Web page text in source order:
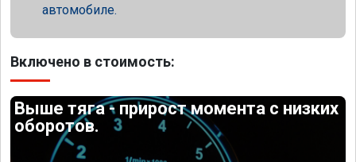
автомобиле.
Включено в стоимость:
Выше тяга - прирост момента с низких
оборотов.